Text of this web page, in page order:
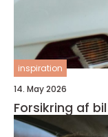
inspiration
14. May 2026
Forsikring af bil